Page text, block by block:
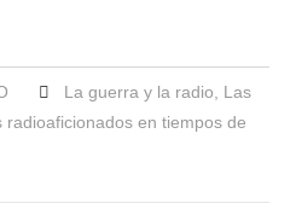
La guerra y la radio
Las
radioaficionados en tiempos de